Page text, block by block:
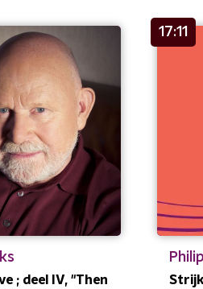
; deel IV, "Then
17:11